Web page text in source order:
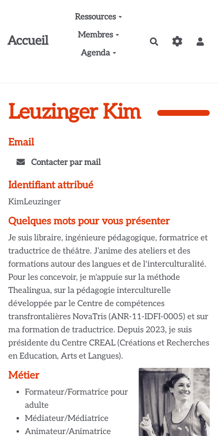
Aller au contenu principal
Accueil
Ressources
Membres
Agenda
Rechercher
Leuzinger Kim
Email
Contacter par mail
Identifiant attribué
KimLeuzinger
Quelques mots pour vous présenter
Je suis libraire, ingénieure pédagogique, formatrice et
traductrice de théâtre. J’anime des ateliers et des
formations autour des langues et de l'interculturalité.
Pour les concevoir, je m'appuie sur la méthode
Thealingua, sur la pédagogie interculturelle
développée par le Centre de compétences
transfrontalières NovaTris (ANR-11-IDFI-0005) et sur
ma formation de traductrice. Depuis 2023, je suis
présidente du Centre CREAL (Créations et Recherches
en Education, Arts et Langues).
Métier
Formateur/Formatrice pour
adulte
Médiateur/Médiatrice
Animateur/Animatrice